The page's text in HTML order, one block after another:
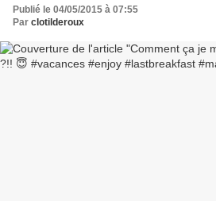
Publié le 04/05/2015 à 07:55
Par clotilderoux